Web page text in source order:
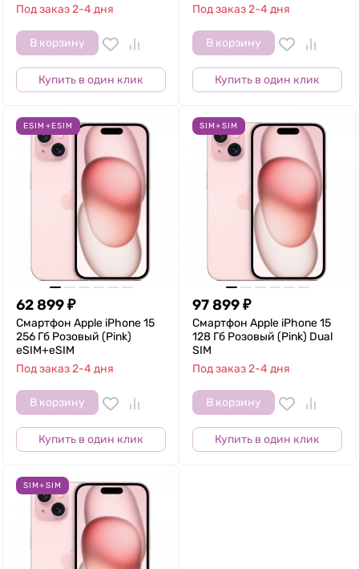
Под заказ 2-4 дня
В корзину
Купить в один клик
Под заказ 2-4 дня
В корзину
Купить в один клик
ESIM+ESIM
62 899₽
Смартфон Apple iPhone 15
256 Гб Розовый (Pink)
eSIM+eSIM
Под заказ 2-4 дня
В корзину
Купить в один клик
SIM+SIM
97 899₽
Смартфон Apple iPhone 15
128 Гб Розовый (Pink) Dual
SIM
Под заказ 2-4 дня
В корзину
Купить в один клик
SIM+SIM